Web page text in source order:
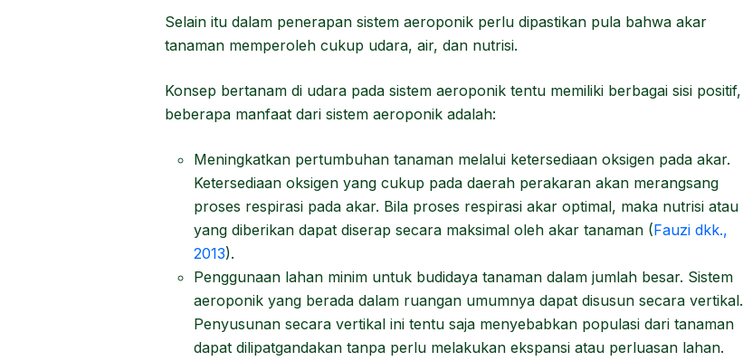
Selain itu dalam penerapan sistem aeroponik perlu dipastikan pula bahwa akar
tanaman memperoleh cukup udara, air, dan nutrisi.
Konsep bertanam di udara pada sistem aeroponik tentu memiliki berbagai sisi positif,
beberapa manfaat dari sistem aeroponik adalah:
Meningkatkan pertumbuhan tanaman melalui ketersediaan oksigen pada akar.
Ketersediaan oksigen yang cukup pada daerah perakaran akan merangsang
proses respirasi pada akar. Bila proses respirasi akar optimal, maka nutrisi atau
yang diberikan dapat diserap secara maksimal oleh akar tanaman (Fauzi dkk.,
2013).
Penggunaan lahan minim untuk budidaya tanaman dalam jumlah besar. Sistem
aeroponik yang berada dalam ruangan umumnya dapat disusun secara vertikal.
Penyusunan secara vertikal ini tentu saja menyebabkan populasi dari tanaman
dapat dilipatgandakan tanpa perlu melakukan ekspansi atau perluasan lahan.